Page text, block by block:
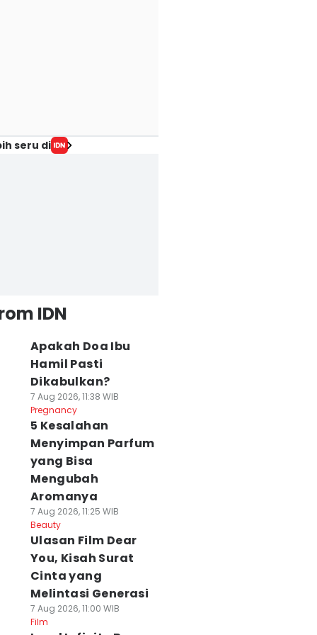
seru di
IDN
Apakah Doa Ibu
Hamil Pasti
Dikabulkan?
7 Aug 2026, 11:38 WIB
Pregnancy
5 Kesalahan
Menyimpan Parfum
yang Bisa
Mengubah
Aromanya
7 Aug 2026, 11:25 WIB
Beauty
Ulasan Film Dear
You, Kisah Surat
Cinta yang
Melintasi Generasi
7 Aug 2026, 11:00 WIB
Film